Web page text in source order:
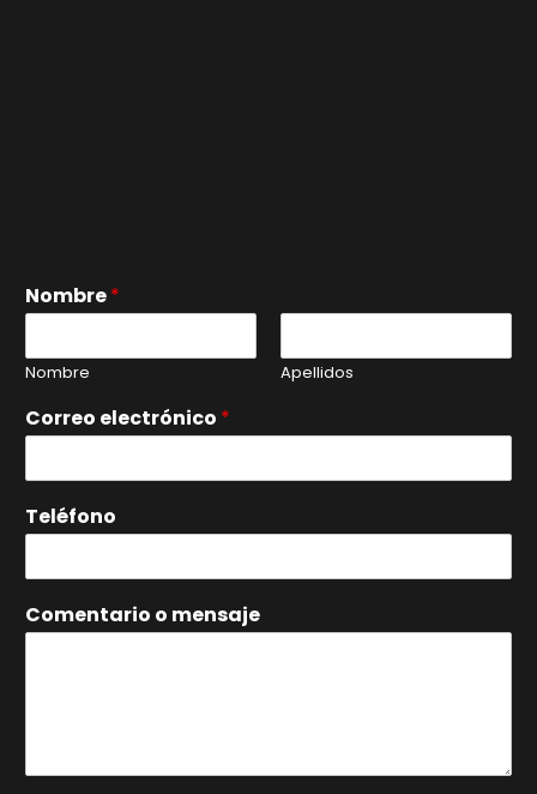
Nombre*
Nombre Apellidos
Correo electrónico *
Teléfono
Comentario o mensaje